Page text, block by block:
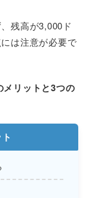
残高が3,000ド
は注意が必要で
メリットと3つの